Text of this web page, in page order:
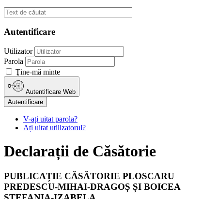
Autentificare
Utilizator
Parola
Ţine-mă minte
Autentificare Web
Autentificare
V-ați uitat parola?
Ați uitat utilizatorul?
Declarații de Căsătorie
PUBLICAȚIE CĂSĂTORIE PLOSCARU
PREDESCU-MIHAI-DRAGOȘ ȘI BOICEA